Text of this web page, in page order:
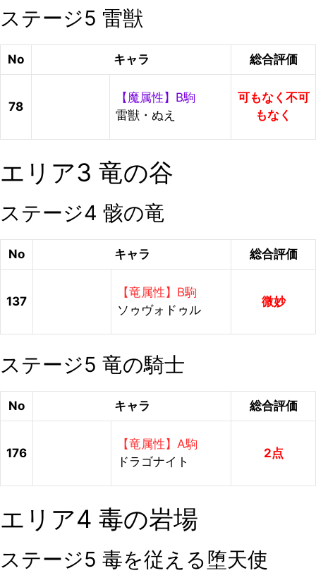
ステージ5 雷獣
No キャラ 総合評価
78
【魔属性】B駒
雷獣・ぬえ
可もなく不可
もなく
エリア3 竜の谷
ステージ4 骸の竜
No キャラ 総合評価
137
【竜属性】B駒
ソゥヴォドゥル
微妙
ステージ5 竜の騎士
No キャラ 総合評価
176
【竜属性】A駒
ドラゴナイト
2点
エリア4 毒の岩場
ステージ5 毒を従える堕天使